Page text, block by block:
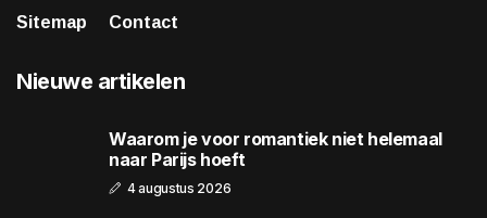
Sitemap
Contact
Nieuwe artikelen
Waarom je voor romantiek niet helemaal
naar Parijs hoeft
4 augustus 2026